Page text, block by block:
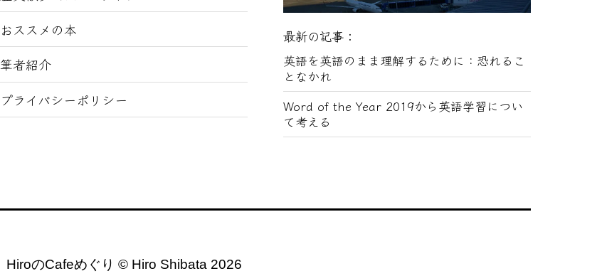
おススメの本
筆者紹介
プライバシーポリシー
最新の記事：
英語を英語のまま理解するために：恐れるこ
となかれ
Word of the Year 2019から英語学習につい
て考える
HiroのCafeめぐり © Hiro Shibata 2026